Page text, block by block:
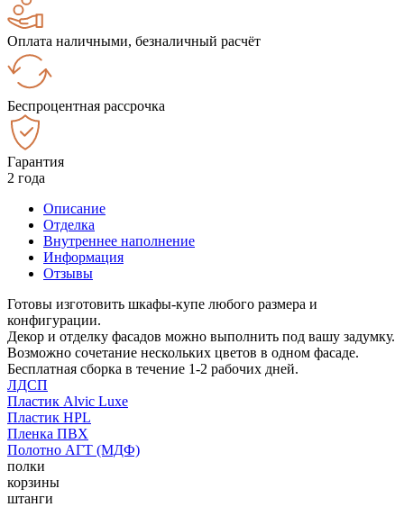
Оплата наличными, безналичный расчёт
Беспроцентная рассрочка
Гарантия
2 года
Описание
Отделка
Внутреннее наполнение
Информация
Отзывы
Готовы изготовить шкафы-купе любого размера и
конфигурации.
Декор и отделку фасадов можно выполнить под вашу задумку.
Возможно сочетание нескольких цветов в одном фасаде.
Бесплатная сборка в течение 1-2 рабочих дней.
ЛДСП
Пластик Alvic Luxe
Пластик HPL
Пленка ПВХ
Полотно АГТ (МДФ)
полки
корзины
штанги